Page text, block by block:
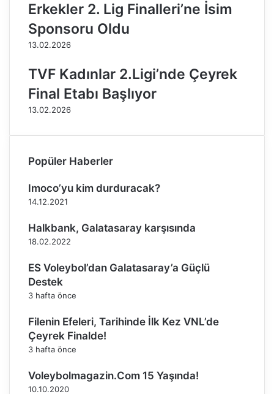
ı
m
a
k
a
d
a
r
d
a
s
ı
a
k
k
r
ş
ı
a
m
n
ı
Erkekler 2. Lig Finalleri’ne İsim
Sponsoru Oldu
13.02.2026
TVF Kadınlar 2.Ligi’nde Çeyrek
Final Etabı Başlıyor
13.02.2026
Popüler Haberler
Imoco’yu kim durduracak?
14.12.2021
Halkbank, Galatasaray karşısında
18.02.2022
ES Voleybol’dan Galatasaray’a Güçlü
Destek
3 hafta önce
Filenin Efeleri, Tarihinde İlk Kez VNL’de
Çeyrek Finalde!
3 hafta önce
Voleybolmagazin.Com 15 Yaşında!
10.10.2020